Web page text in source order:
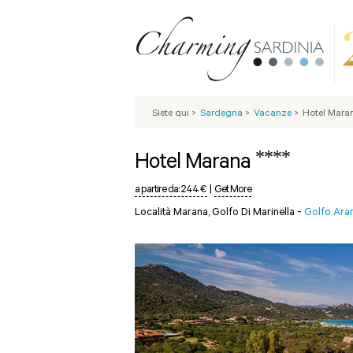
Siete qui > Sardegna > Vacanze > Hotel
Hotel Marana ****
a partire da:244 € | Get More
Località Marana, Golfo Di Marinella - Golfo